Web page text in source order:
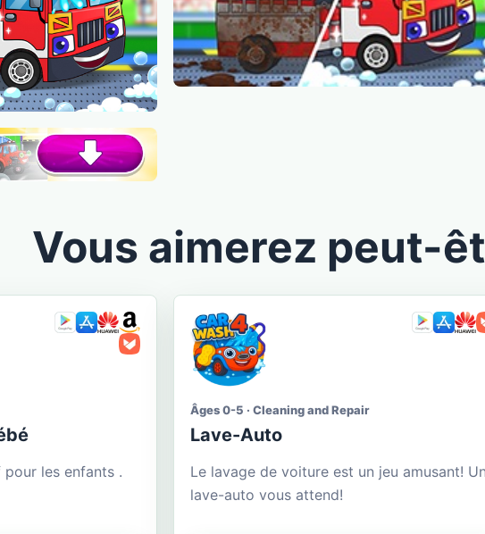
Vous aimerez peut-
les enfants .
Âges 0-5 · Cleaning and Repair
Lave-Auto
Le lavage de voiture est un jeu amusant! Un
lave-auto vous attend!